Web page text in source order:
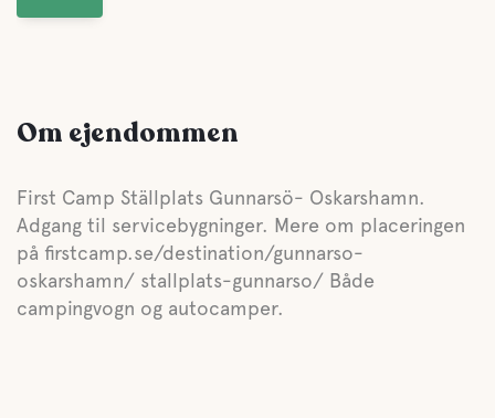
Om ejendommen
First Camp Ställplats Gunnarsö- Oskarshamn.
Adgang til servicebygninger. Mere om placeringen
på firstcamp.se/destination/gunnarso-
oskarshamn/ stallplats-gunnarso/ Både
campingvogn og autocamper.